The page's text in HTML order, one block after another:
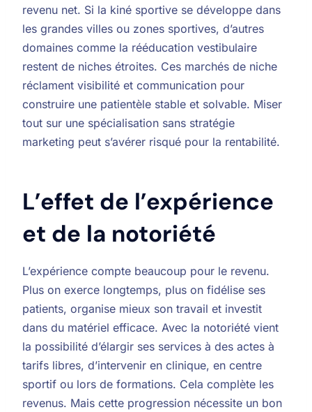
revenu net. Si la kiné sportive se développe dans
les grandes villes ou zones sportives, d’autres
domaines comme la rééducation vestibulaire
restent de niches étroites. Ces marchés de niche
réclament visibilité et communication pour
construire une patientèle stable et solvable. Miser
tout sur une spécialisation sans stratégie
marketing peut s’avérer risqué pour la rentabilité.
L’effet de l’expérience
et de la notoriété
L’expérience compte beaucoup pour le revenu.
Plus on exerce longtemps, plus on fidélise ses
patients, organise mieux son travail et investit
dans du matériel efficace. Avec la notoriété vient
la possibilité d’élargir ses services à des actes à
tarifs libres, d’intervenir en clinique, en centre
sportif ou lors de formations. Cela complète les
revenus. Mais cette progression nécessite un bon